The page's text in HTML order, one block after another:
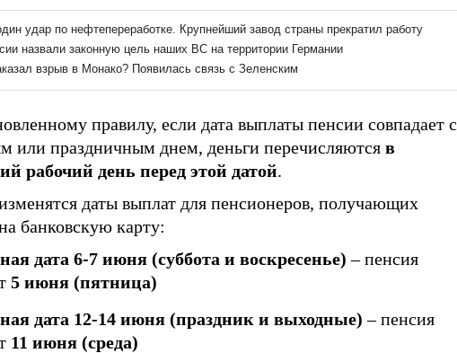
правилу, если дата выплаты пенсии совпадает с
или праздничным днем, деньги перечисляются в
рабочий день перед этой датой.
даты выплат для пенсионеров, получающих
банковскую карту:
дата 6-7 июня (суббота и воскресенье) – пенсия
5 июня (пятница)
дата 12-14 июня (праздник и выходные) – пенсия
11 июня (среда)